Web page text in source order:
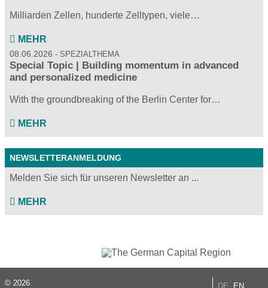
Milliarden Zellen, hunderte Zelltypen, viele…
MEHR
08.06.2026 SPEZIALTHEMA
Special Topic | Building momentum in advanced
and personalized medicine
With the groundbreaking of the Berlin Center for…
MEHR
NEWSLETTERANMELDUNG
Melden Sie sich für unseren Newsletter an ...
MEHR
DE EN
© 2026